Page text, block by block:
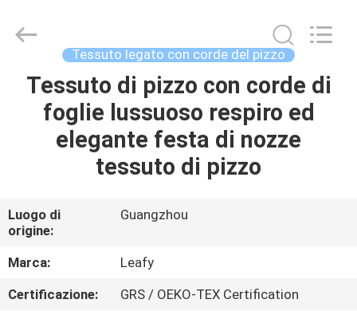
CASA
PRODOTTI
SIAMO
FATORY
TOUR
Textiles
Tessuto legato con corde del pizzo
Tessuto di pizzo con corde di
foglie lussuoso respiro ed
elegante festa di nozze
tessuto di pizzo
Luogo di
origine:
Guangzhou
Marca:
Leafy
Certificazione:
GRS / OEKO-TEX Certification